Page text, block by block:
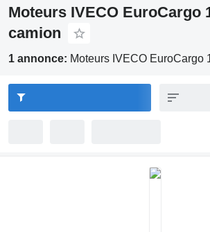
Moteurs IVECO EuroCargo
camion
1 annonce: Moteurs IVECO EuroCargo